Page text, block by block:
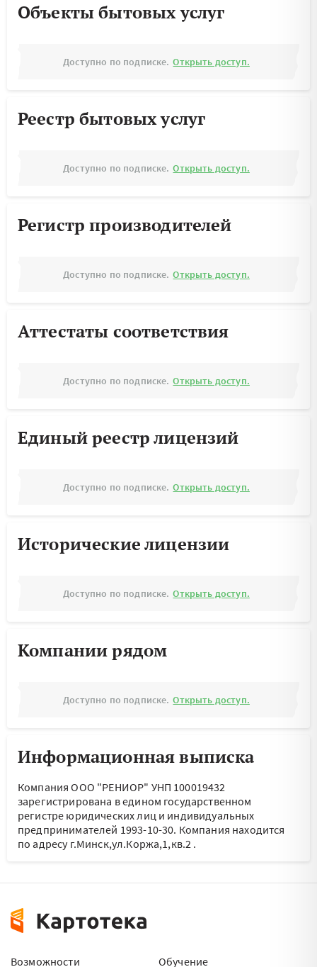
Объекты бытовых услуг
Доступно по подписке. Открыть доступ.
Реестр бытовых услуг
Доступно по подписке. Открыть доступ.
Регистр производителей
Доступно по подписке. Открыть доступ.
Аттестаты соответствия
Доступно по подписке. Открыть доступ.
Единый реестр лицензий
Доступно по подписке. Открыть доступ.
Исторические лицензии
Доступно по подписке. Открыть доступ.
Компании рядом
Доступно по подписке. Открыть доступ.
Информационная выписка
Компания ООО "РЕНИОР" УНП 100019432
зарегистрирована в едином государственном
регистре юридических лиц и индивидуальных
предпринимателей 1993-10-30. Компания находится
по адресу г.Минск,ул.Коржа,1,кв.2 .
Возможности
Обучение